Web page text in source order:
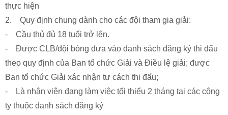
thực hiện
2. Quy định chung dành cho các đội tham gia giải:
- Cầu thủ đủ 18 tuổi trở lên.
- Được CLB/đội bóng đưa vào danh sách đăng ký thi đấu
theo quy định của Ban tổ chức Giải và Điều lệ giải; được
Ban tổ chức Giải xác nhận tư cách thi đấu;
- Là nhân viên đang làm việc tối thiểu 2 tháng tại các công
ty thuộc danh sách đăng ký